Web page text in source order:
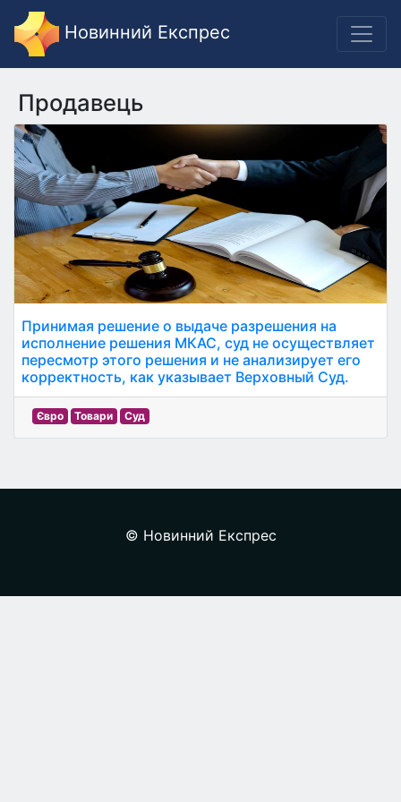
Новинний Експрес
Продавець
Принимая решение о выдаче разрешения на
исполнение решения МКАС, суд не осуществляет
пересмотр этого решения и не анализирует его
корректность, как указывает Верховный Суд.
Євро Товари Суд
© Новинний Експрес